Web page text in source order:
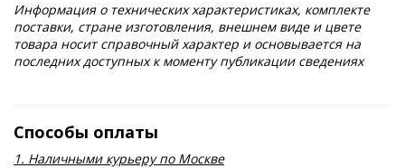
Информация о технических характеристиках, комплекте
поставки, стране изготовления, внешнем виде и цвете
товара носит справочный характер и основывается на
последних доступных к моменту публикации сведениях
Способы оплаты
1. Наличными курьеру по Москве